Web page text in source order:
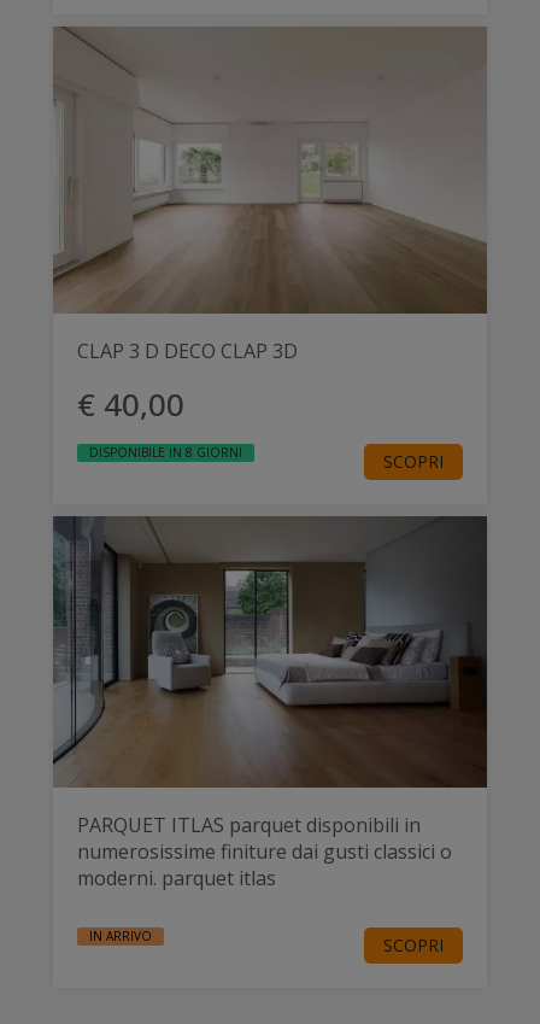
CLAP 3 D DECO CLAP 3D
€ 40,00
DISPONIBILE IN 8 GIORNI SCOPRI
PARQUET ITLAS parquet disponibili in
numerosissime finiture dai gusti classici o
moderni. parquet itlas
IN ARRIVO SCOPRI